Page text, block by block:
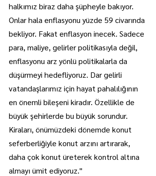
halkımız biraz daha şüpheyle bakıyor.
Onlar hala enflasyonu yüzde 59 civarında
bekliyor. Fakat enflasyon inecek. Sadece
para, maliye, gelirler politikasıyla değil,
enflasyonu arz yönlü politikalarla da
düşürmeyi hedefliyoruz. Dar gelirli
vatandaşlarımız için hayat pahalılığının
en önemli bileşeni kiradır. Özellikle de
büyük şehirlerde bu büyük sorundur.
Kiraları, önümüzdeki dönemde konut
seferberliğiyle konut arzını artırarak,
daha çok konut üreterek kontrol altına
almayı ümit ediyoruz."